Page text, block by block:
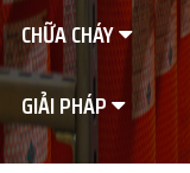
CHỮA CHÁY
GIẢI PHÁP